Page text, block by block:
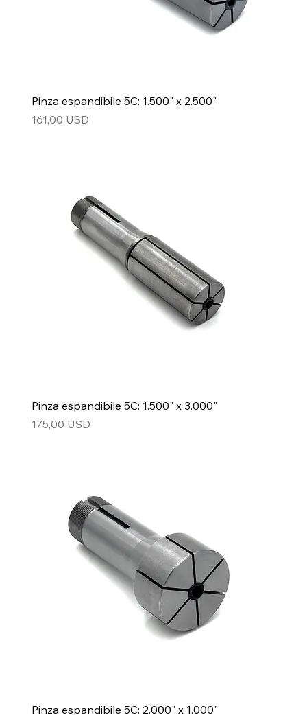
Pinza espandibile 5C: 1.500" x 2.500"
Prezzo
161,00 USD
Pinza espandibile 5C: 1.500" x 3.000"
Prezzo
175,00 USD
Pinza espandibile 5C: 2.000" x 1.000"